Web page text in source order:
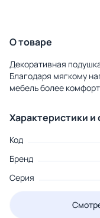
О товаре
Декоративная
Благодаря мягкому
мебель более
Характеристики и
Код
Бренд
Серия